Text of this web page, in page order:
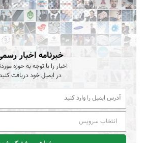
خبرنامه اخبار
اخبار را با توجه به حوزه
در ایمیل خود دریافت
انتخاب سرویس